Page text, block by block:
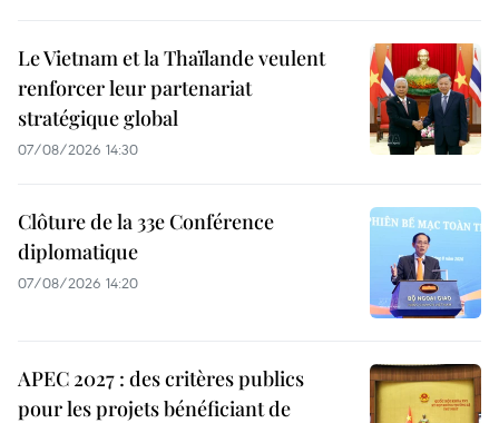
Le Vietnam et la Thaïlande veulent
renforcer leur partenariat
stratégique global
07/08/2026 14:30
Clôture de la 33e Conférence
diplomatique
07/08/2026 14:20
APEC 2027 : des critères publics
pour les projets bénéficiant de